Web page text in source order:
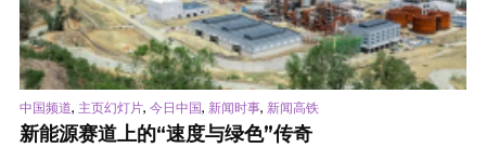
中国频道, 主页幻灯片, 今日中国, 新闻时事, 新闻高铁
新能源赛道上的“速度与绿色”传奇